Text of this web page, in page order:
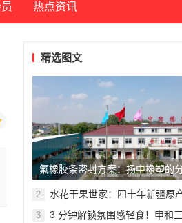
热点资讯
精选图文
氟橡胶条密封方案：扬中橡塑的
技术
2
水花干果世家：四十年新疆原
3
3 分钟解锁氛围感轻食！申和